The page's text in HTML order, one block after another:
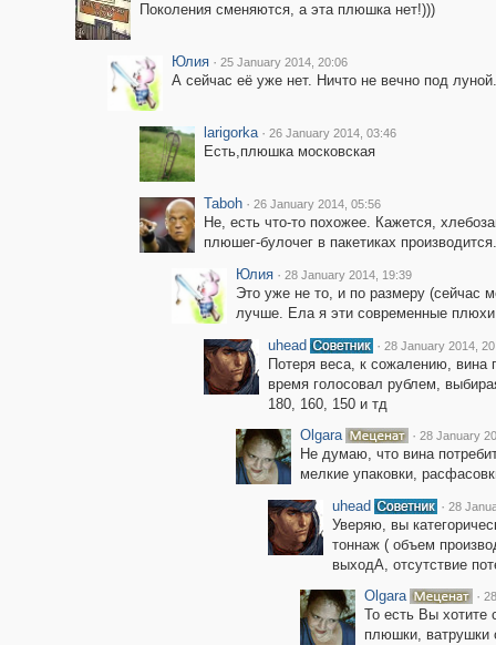
Поколения сменяются, а эта плюшка нет!)))
Юлия · 25 January 2014, 20:06
А сейчас её уже нет. Ничто не вечно под
larigorka · 26 January 2014, 03:46
Есть,плюшка московская
Taboh · 26 January 2014, 05:56
Не, есть что-то похожее. Кажется,
плюшег-булочег в пакетиках производится.
Юлия · 28 January 2014, 19:39
Это уже не то, и по размеру (сейчас
лучше. Ела я эти современные
uhead
· 28 January 2014,
Потеря веса, к сожалению, вина
время голосовал рублем,
180, 160, 150 и тд
Olgara
· 28 January
Не думаю, что вина
мелкие упаковки,
uhead
· 28
Уверяю, вы
тоннаж ( объем
выходА, отсутствие
Olgara
·
То есть Вы хотите
плюшки, ватрушки